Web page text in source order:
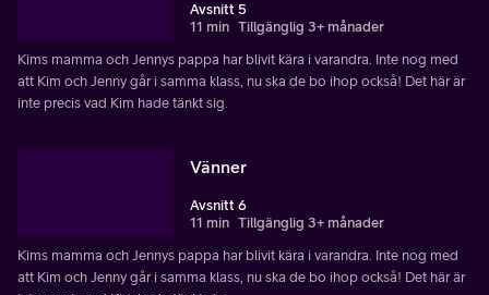
Avsnitt 5
11 min Tillgänglig 3+ månader
Kims mamma och Jennys pappa har blivit kära i varandra. Inte nog med
att Kim och Jenny går i samma klass, nu ska de bo ihop också! Det här är
inte precis vad Kim hade tänkt sig.
Vänner
Avsnitt 6
11 min Tillgänglig 3+ månader
Kims mamma och Jennys pappa har blivit kära i varandra. Inte nog med
att Kim och Jenny går i samma klass, nu ska de bo ihop också! Det här är